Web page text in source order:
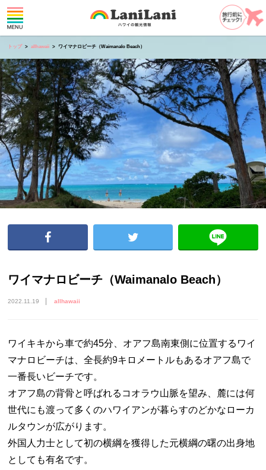
トップ allhawaii ワイマナロビーチ（Waimanalo Beach）
ワイマナロビーチ（Waimanalo Beach）
2022.11.19 allhawaii
ワイキキから車で約45分、オアフ島南東側に位置するワイ
マナロビーチは、全長約9キロメートルもあるオアフ島で
一番長いビーチです。
オアフ島の背骨と呼ばれるコオラウ山脈を望み、麓には何
世代にも渡って多くのハワイアンが暮らすのどかなローカ
ルタウンが広がります。
外国人力士として初の横綱を獲得した元横綱の曙の出身地
としても有名です。